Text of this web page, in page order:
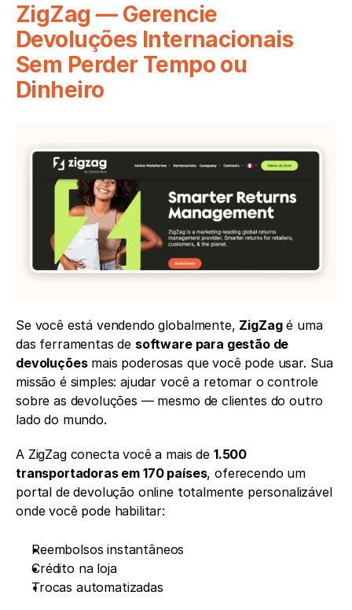
ZigZag — Gerencie
Devoluções Internacionais
Sem Perder Tempo ou
Dinheiro
Se você está vendendo globalmente, ZigZag é uma
das ferramentas de software para gestão de
devoluções mais poderosas que você pode usar. Sua
missão é simples: ajudar você a retomar o controle
sobre as devoluções — mesmo de clientes do outro
lado do mundo.
A ZigZag conecta você a mais de 1.500
transportadoras em 170 países, oferecendo um
portal de devolução online totalmente personalizável
onde você pode habilitar:
Reembolsos instantâneos
Crédito na loja
Trocas automatizadas